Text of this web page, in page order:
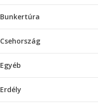
Bunkertúra
Csehország
Egyéb
Erdély